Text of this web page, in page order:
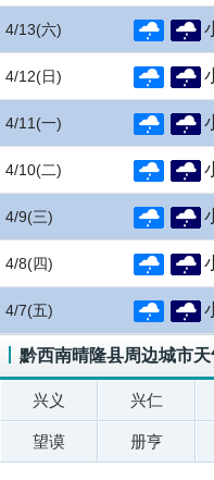
4/13(六)
4/12(日)
4/11 (一)
4/10(二)
4/9(三)
4/8(四)
4/7(五)
黔西南晴隆县周边城市
兴义 兴仁
望谟 册亨